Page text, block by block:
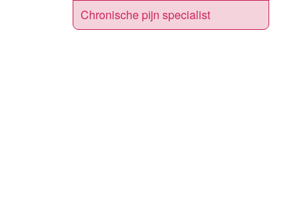
Chronische pijn specialist